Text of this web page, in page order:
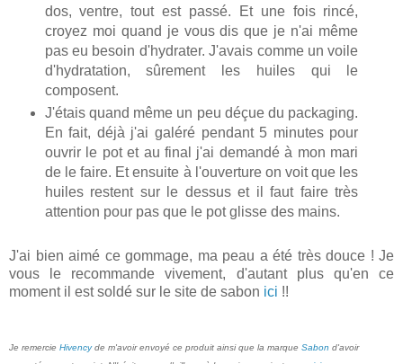
dos, ventre, tout est passé. Et une fois rincé,
croyez moi quand je vous dis que je n'ai même
pas eu besoin d'hydrater. J'avais comme un voile
d'hydratation, sûrement les huiles qui le
composent.
J'étais quand même un peu déçue du packaging.
En fait, déjà j'ai galéré pendant 5 minutes pour
ouvrir le pot et au final j'ai demandé à mon mari
de le faire. Et ensuite à l'ouverture on voit que les
huiles restent sur le dessus et il faut faire très
attention pour pas que le pot glisse des mains.
J'ai bien aimé ce gommage, ma peau a été très douce ! Je
vous le recommande vivement, d'autant plus qu'en ce
moment il est soldé sur le site de sabon ici !!
Je remercie Hivencyde m'avoir envoyé ce produit ainsi que la marque Sabon d'avoir